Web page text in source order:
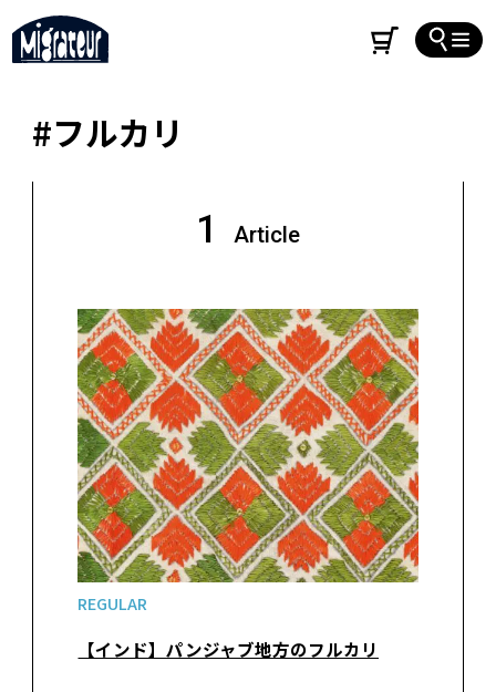
#フルカリ
1 Article
REGULAR
【インド】パンジャブ地方のフルカリ